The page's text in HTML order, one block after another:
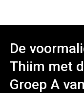
De
Thiim met
Groep A